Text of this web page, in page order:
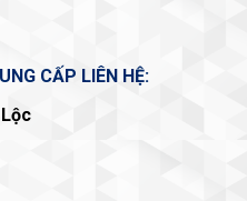
CẤP LIÊN HỆ: